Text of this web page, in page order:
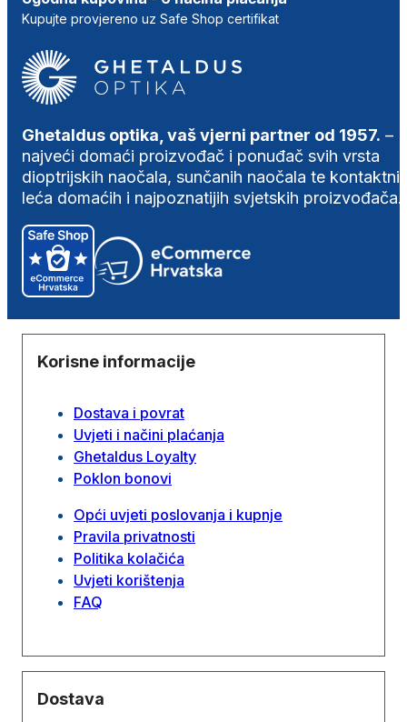
Kupujte provjereno uz Safe Shop certifikat
Ghetaldus optika, vaš vjerni partner od 1957. –
najveći domaći proizvođač i ponuđač svih vrsta
dioptrijskih naočala, sunčanih naočala te
leća domaćih i najpoznatijih svjetskih proizvođača.
Korisne informacije
Dostava i povrat
Uvjeti i načini plaćanja
Ghetaldus Loyalty
Poklon bonovi
Opći uvjeti poslovanja i kupnje
Pravila privatnosti
Politika kolačića
Uvjeti korištenja
FAQ
Dostava